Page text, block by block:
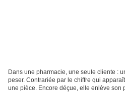
Dans une pharmacie, une seule cliente :
peser. Contrariée par le chiffre qui
une pièce. Encore déçue, elle enlève son